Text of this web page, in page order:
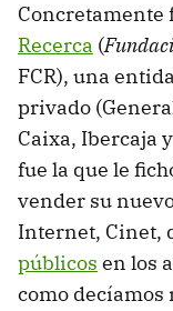
Concretamente
Recerca (
FCR), una
privado
Caixa, Ibercaja
fue la que le
vender su
Internet, Cinet,
públicos en los
como decíamos